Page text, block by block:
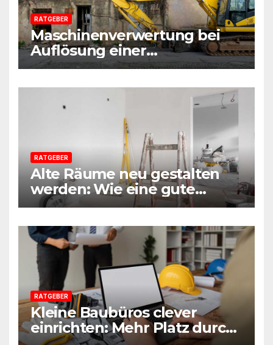
RATGEBER
Maschinenverwertung bei
Auflösung einer
Sanierungsfirma:
Beratersicht
RATGEBER
Alte Räume neu gestalten
werden: Wie eine gute
Vorbereitung jede Sanierung
RATGEBER
Kleine Baubüros clever
einrichten: Mehr Platz durch